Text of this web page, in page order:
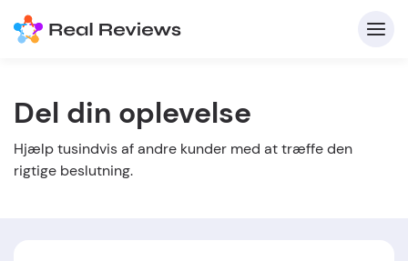
Del din oplevelse
Hjælp tusindvis af andre kunder med at træffe den
rigtige beslutning.